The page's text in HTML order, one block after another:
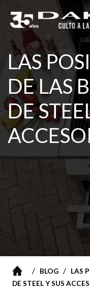
contenido
LAS
DE LAS
DE
/ BLOG/
LAS
DE STEEL Y SUS